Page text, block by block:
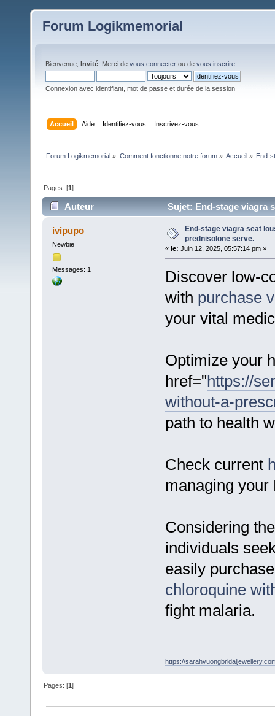
Forum Logikmemorial
Bienvenue, Invité . Merci de vous connecter ou de vous inscrire
Connexion avec identifiant, mot de passe et durée de la session
Accueil Aide Identifiez-vous Inscrivez-vous
Forum Logikmemorial » Comment fonctionne notre forum» Accueil» End-
Pages: [1]
Auteur Sujet: End-stage viagra
ivipupo
Newbie
Messages: 1
End-stage viagra seat
prednisolone serve.
« le: Juin 12, 2025, 05:57:14 pm »
Discover low-
with purchase
your vital
Optimize your
href="https://
without-a-
path to health
Check current
managing your
Considering
individuals
easily
chloroquine
fight malaria.
https://
Pages: [1]